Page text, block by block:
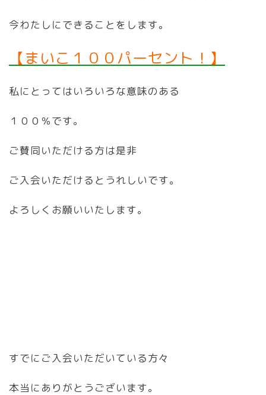
今わたしにできることをします。
【まいこ１００パーセント！】
私にとってはいろいろな意味のある
１００％です。
ご賛同いただける方は是非
ご入会いただけるとうれしいです。
よろしくお願いいたします。
すでにご入会いただいている方々
本当にありがとうございます。